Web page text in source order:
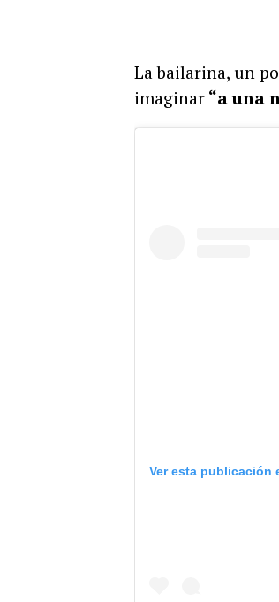
La bailarina, un
imaginar “a una
Ver esta publicación